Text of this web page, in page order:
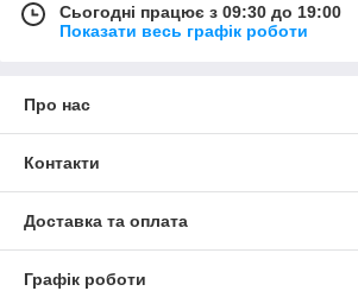
Сьогодні працює з 09:30 до 19:00
Показати весь графік роботи
Про нас
Контакти
Доставка та оплата
Графік роботи